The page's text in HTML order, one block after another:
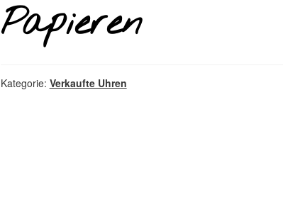
Papieren
Kategorie: Verkaufte Uhren